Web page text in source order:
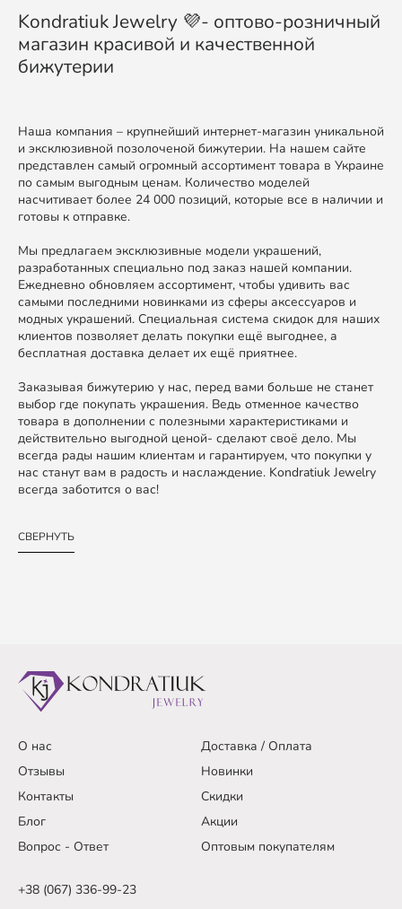
Kondratiuk Jewelry 💜- оптово-розничный
магазин красивой и качественной
бижутерии
Наша компания – крупнейший интернет-магазин уникальной
и эксклюзивной позолоченой бижутерии. На нашем сайте
представлен самый огромный ассортимент товара в Украине
по самым выгодным ценам. Количество моделей
насчитивает более 24 000 позиций, которые все в наличии и
готовы к отправке.
Мы предлагаем эксклюзивные модели украшений,
разработанных специально под заказ нашей компании.
Ежедневно обновляем ассортимент, чтобы удивить вас
самыми последними новинками из сферы аксессуаров и
модных украшений. Специальная система скидок для наших
клиентов позволяет делать покупки ещё выгоднее, а
бесплатная доставка делает их ещё приятнее.
Заказывая бижутерию у нас, перед вами больше не станет
выбор где покупать украшения. Ведь отменное качество
товара в дополнении с полезными характеристиками и
действительно выгодной ценой- сделают своё дело. Мы
всегда рады нашим клиентам и гарантируем, что покупки у
нас станут вам в радость и наслаждение. Kondratiuk Jewelry
всегда заботится о вас!
СВЕРНУТЬ
О нас
Доставка / Оплата
Отзывы
Новинки
Контакты
Скидки
Блог
Акции
Вопрос - Ответ
Оптовым покупателям
+38 (067) 336-99-23